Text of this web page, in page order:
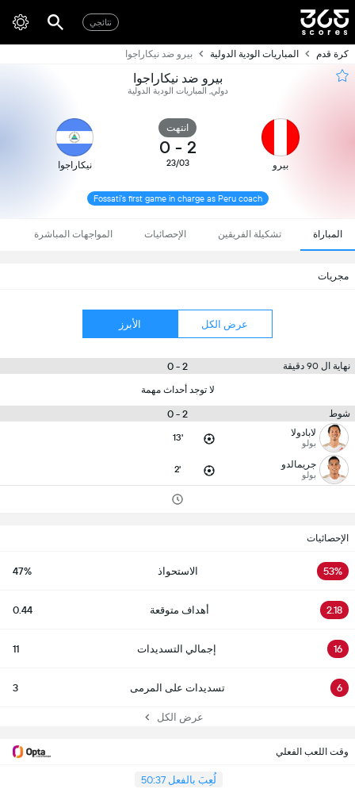
نتائجي
كرة قدم المباريات الودية الدولية بيرو ضد نيكاراجوا
بيرو ضد نيكاراجوا
دولي, المباريات الودية الدولية
بيرو
انتهت
2
-
0
23/03 نيكاراجوا
Fossati's first game in charge as Peru coach
المباراة تشكيلة الفريقين الإحصائيات المواجهات المباشرة
مجريات
عرض الكل الأبرز
نهاية ال 90 دقيقة 2 - 0
لا توجد أحداث مهمة
شوط 2 - 0
لابادولا
بولو 13'
جريمالدو
بولو 2'
الإحصائيات
53% الاستحواذ 47%
2.18 أهداف متوقعة 0.44
16 إجمالي التسديدات 11
6 تسديدات على المرمى 3
عرض الكل
وقت اللعب الفعلي
لُعِبَ بالفعل 50:37